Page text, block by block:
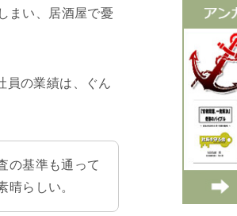
まい、居酒屋で憂
員の業績は、ぐん
の基準も通って
晴らしい。